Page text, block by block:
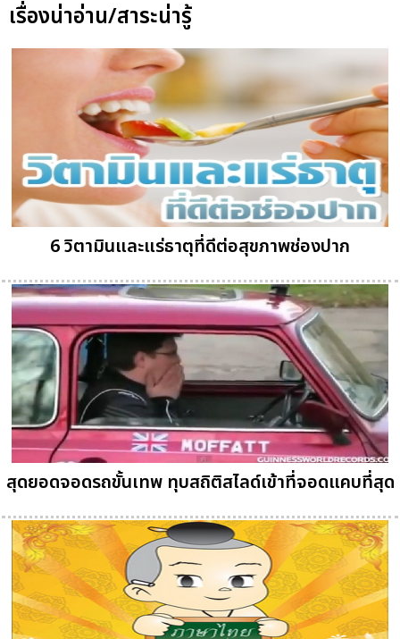
เรื่องน่าอ่าน/สาระน่ารู้
6 วิตามินและแร่ธาตุที่ดีต่อสุขภาพช่องปาก
สุดยอดจอดรถขั้นเทพ ทุบสถิติสไลด์เข้าที่จอดแคบที่สุด